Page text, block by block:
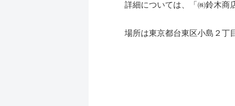
詳細については、「㈱鈴木商
場所は東京都台東区小島２丁